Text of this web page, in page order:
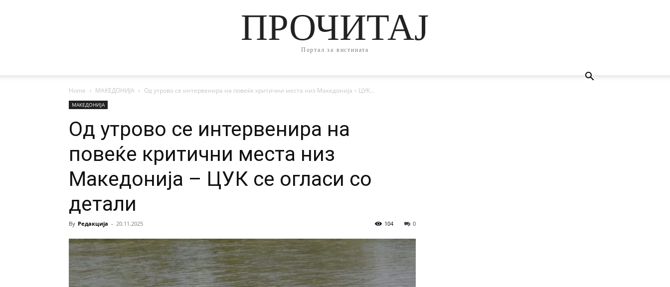
ПРОЧИТАЈ
Портал за вистината
Home МАКЕДОНИЈА Од утрово се интервенира на повеќе критични места низ Македонија – ЦУК...
МАКЕДОНИЈА
Од утрово се интервенира на
повеќе критични места низ
Македонија – ЦУК се огласи со
детали
By Редакција - 20.11.2025 0
104